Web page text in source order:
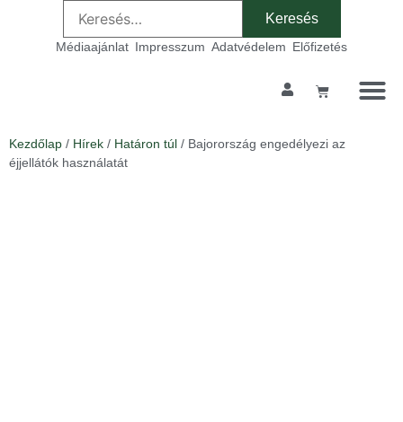
Médiaajánlat Impresszum Adatvédelem Előfizetés
Kezdőlap / Hírek / Határon túl / Bajorország engedélyezi az
éjjellátók használatát